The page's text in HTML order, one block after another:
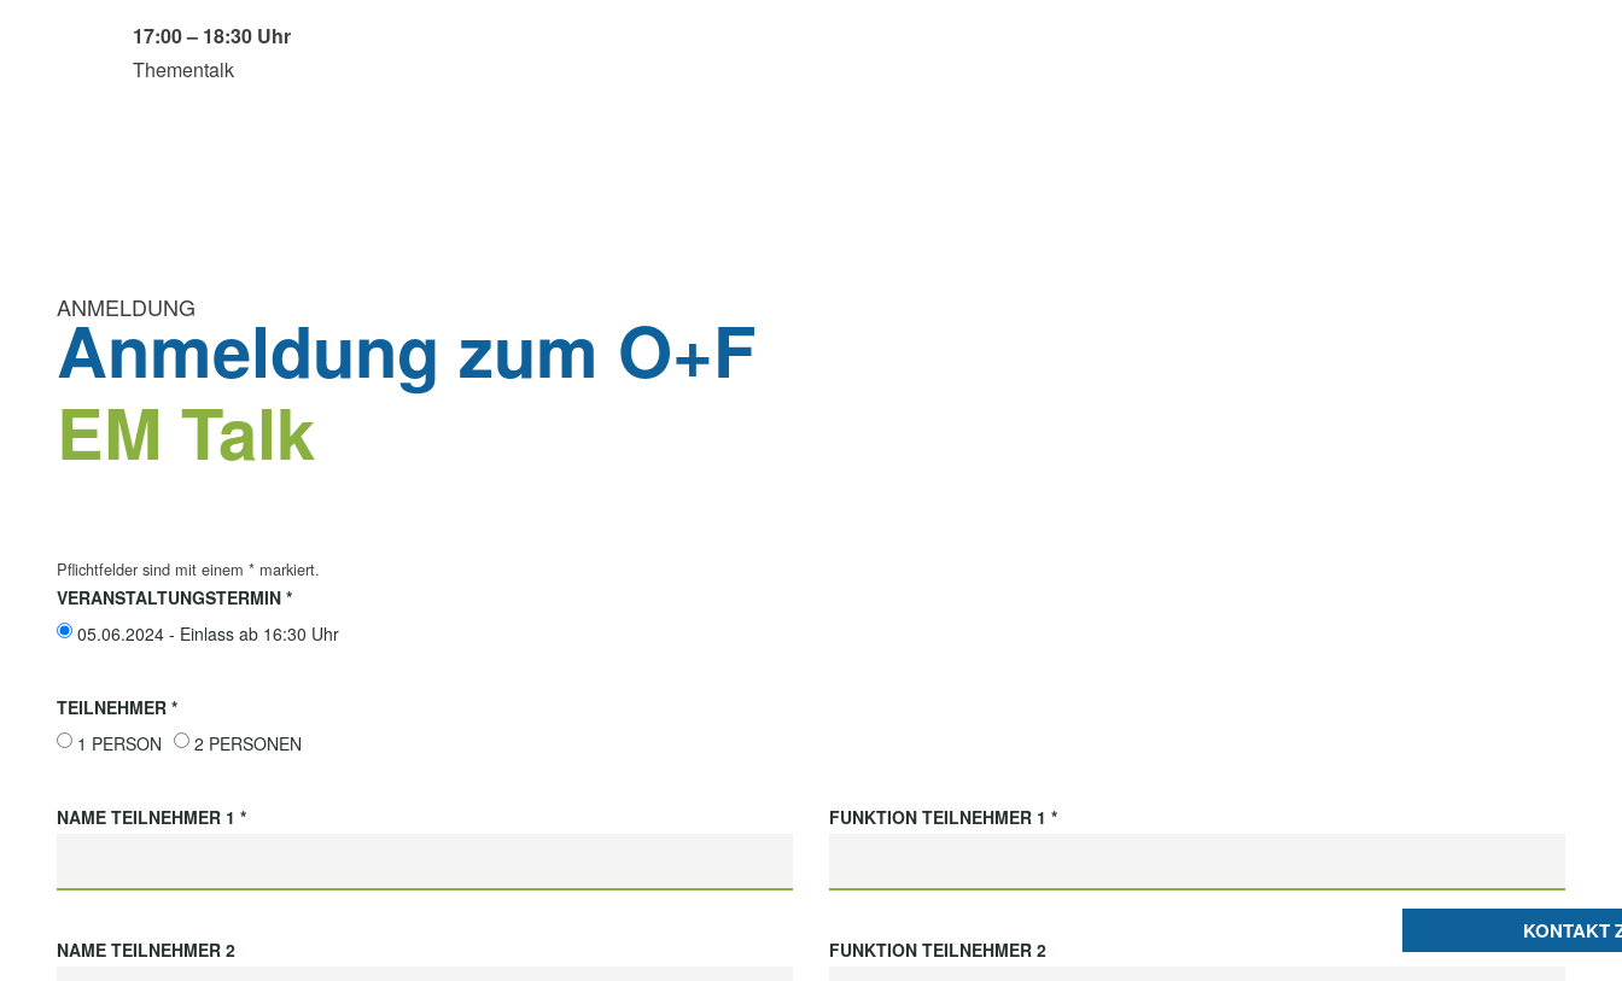
KONTAKT
17:00 – 18:30 Uhr
Thementalk
ANMELDUNG
Anmeldung zum O+F
EM Talk
Pflichtfelder sind mit einem * markiert.
VERANSTALTUNGSTERMIN *
05.06.2024 - Einlass ab 16:30 Uhr
TEILNEHMER *
1 PERSON
2 PERSONEN
NAME TEILNEHMER 1 * FUNKTION TEILNEHMER 1 *
NAME TEILNEHMER 2 FUNKTION TEILNEHMER 2